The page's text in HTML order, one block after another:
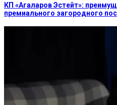
КП «Агаларов Эстейт»:
премиального загородного